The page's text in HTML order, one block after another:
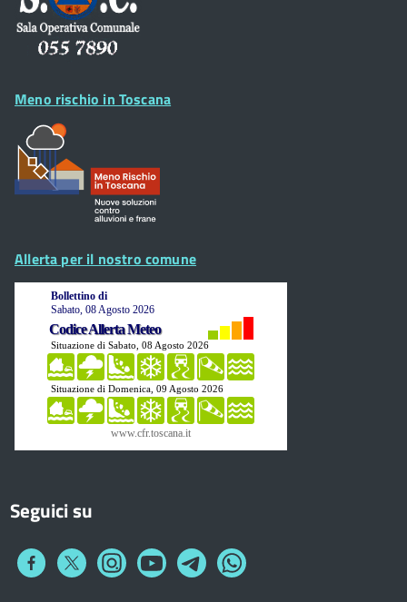
Meno rischio in Toscana
Allerta per il nostro comune
Seguici su
Collegamento
Collegamento
a
Collegamento
a
Collegamento
a
Collegamento
a
Collegamento
a